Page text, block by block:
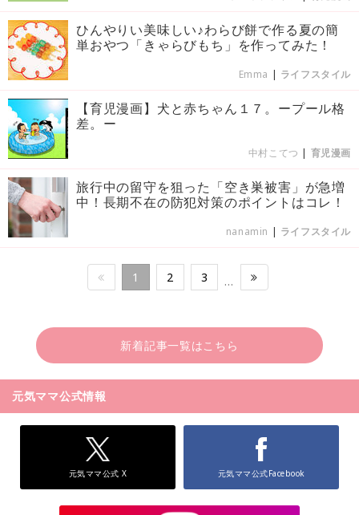
ひんやりい美味しい♪わらび餅で作る夏の簡
単おやつ「きゃらびもち」を作ってみた！
Emma | ライフスタイル
【育児漫画】犬と赤ちゃん１７。ープール格
差。ー
中村こてつ | 育児漫画
旅行中の留守を狙った「空き巣被害」が急増
中！長期不在の防犯対策のポイントはコレ！
nanamin | ライフスタイル
1 2 3 …
新着記事一覧はこちら
元気ママ公式情報
元気ママ公式 X 元気ママ公式Facebook